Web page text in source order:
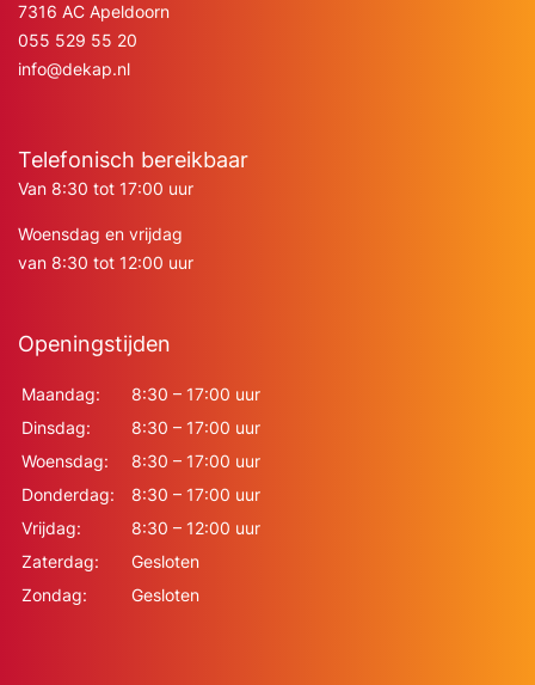
7316 AC Apeldoorn
055 529 55 20
info@dekap.nl
Telefonisch bereikbaar
Van 8:30 tot 17:00 uur
Woensdag en vrijdag
van 8:30 tot 12:00 uur
Openingstijden
Maandag:
8:30 – 17:00 uur
Dinsdag:
8:30 – 17:00 uur
Woensdag:
8:30 – 17:00 uur
Donderdag:
8:30 – 17:00 uur
Vrijdag:
8:30 – 12:00 uur
Zaterdag:
Gesloten
Zondag:
Gesloten